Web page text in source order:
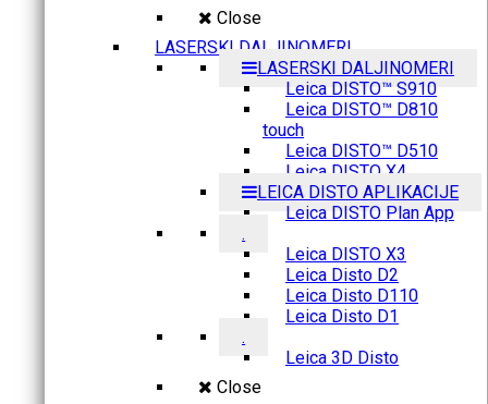
Close
LASERSKI DALJINOMERI
LASERSKI DALJINOMERI
Leica DISTO™ S910
Leica DISTO™ D810
touch
Leica DISTO™ D510
Leica DISTO X4
LEICA DISTO APLIKACIJE
Leica DISTO Plan App
.
Leica DISTO X3
Leica Disto D2
Leica Disto D110
Leica Disto D1
.
Leica 3D Disto
Close